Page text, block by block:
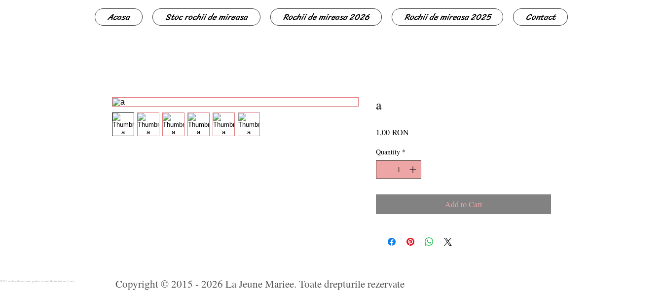
Acasa Stoc rochii de mireasa Rochii de mireasa 2026 Rochii de mireasa 2025 Contact
a
1,00 RONPrice
Quantity *
Add to Cart
rochie de mireasa preturi accesibile ieftine mici noi Copyright © 2015 - 2026 La Jeune Mariee. Toate drepturile rezervate